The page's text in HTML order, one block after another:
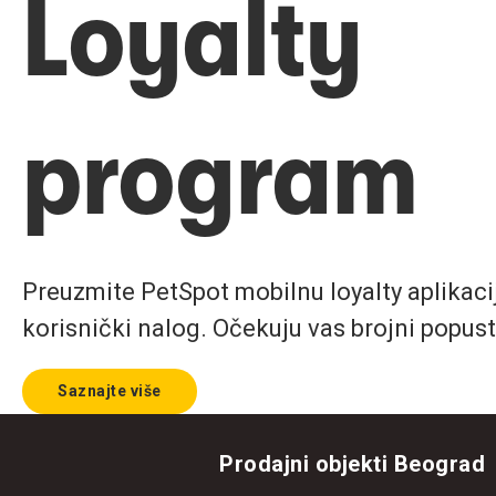
Loyalty
program
Preuzmite PetSpot mobilnu loyalty
korisnički nalog. Očekuju vas brojni
Saznajte više
Prodajni objekti Beograd